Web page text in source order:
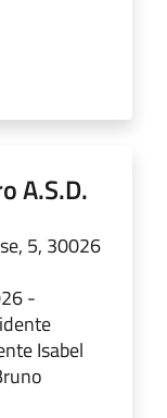
A.S.D.
5, 30026
-
Isabel